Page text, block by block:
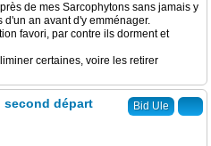
de mes Sarcophytons sans jamais y
an avant d'y emménager.
favori, par contre ils dorment et
certaines, voire les retirer
Bid Ule
second départ